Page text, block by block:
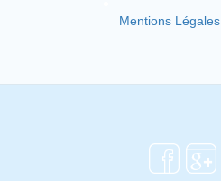
Mentions Légales